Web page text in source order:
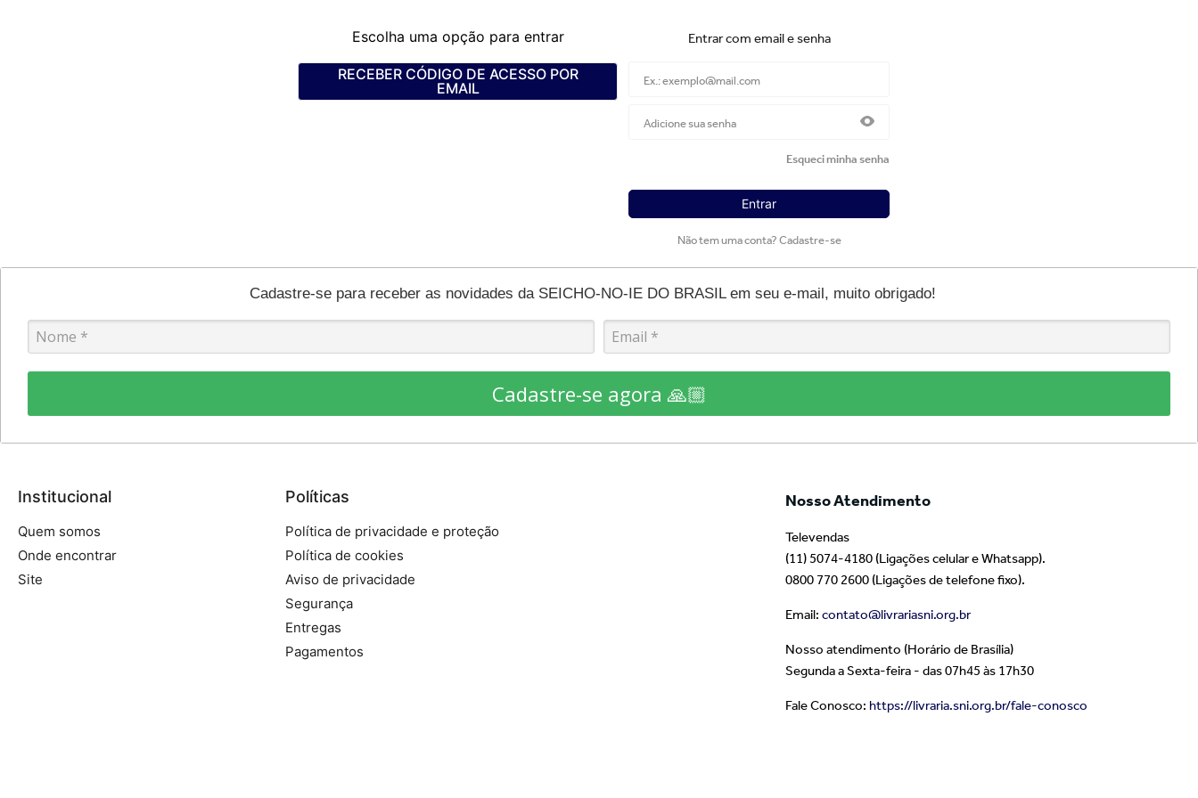
Escolha uma opção para entrar
RECEBER CÓDIGO DE ACESSO POR
EMAIL
Entrar com email e senha
Esqueci minha senha
Entrar
Não tem uma conta? Cadastre-se
Cadastre-se para receber as novidades da SEICHO-NO-IE DO BRASIL em seu e-mail, muito obrigado!
Cadastre-se agora 🙏🏼
Institucional
Quem somos
Onde encontrar
Site
Políticas
Política de privacidade e proteção
Política de cookies
Aviso de privacidade
Segurança
Entregas
Pagamentos
Nosso Atendimento
Televendas
(11) 5074-4180 (Ligações celular e Whatsapp).
0800 770 2600 (Ligações de telefone fixo).
Email: contato@livrariasni.org.br
Nosso atendimento (Horário de Brasília)
Segunda a Sexta-feira - das 07h45 às 17h30
Fale Conosco: https://livraria.sni.org.br/fale-conosco